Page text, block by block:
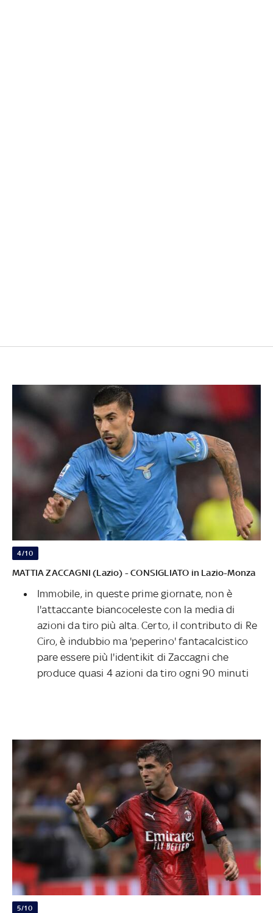
4/10
MATTIA ZACCAGNI (Lazio) - CONSIGLIATO in Lazio-Monza
Immobile, in queste prime giornate, non è
l'attaccante biancoceleste con la media di
azioni da tiro più alta. Certo, il contributo di Re
Ciro, è indubbio ma 'peperino' fantacalcistico
pare essere più l'identikit di Zaccagni che
produce quasi 4 azioni da tiro ogni 90 minuti
5/10